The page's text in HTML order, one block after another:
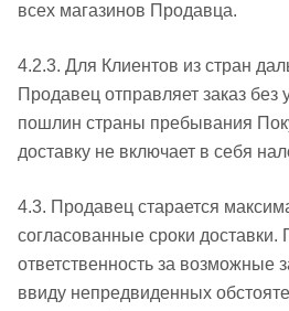
всех магазинов Продавца.
4.2.3. Для Клиентов из стран
Продавец отправляет заказ без
пошлин страны пребывания
доставку не включает в себя
4.3. Продавец старается
согласованные сроки доставки.
ответственность за возможные
ввиду непредвиденных